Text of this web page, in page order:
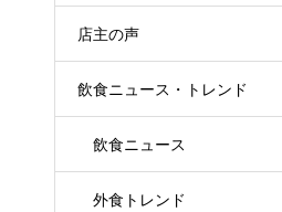
店主の声
飲食ニュース・トレンド
飲食ニュース
外食トレンド